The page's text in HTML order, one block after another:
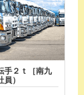
手２ｔ［南九
）